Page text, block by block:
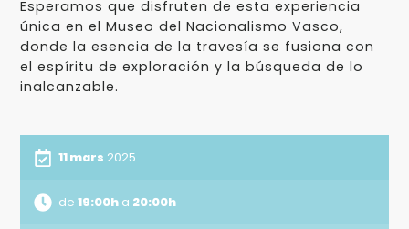
Esperamos que disfruten de esta experiencia
única en el Museo del Nacionalismo Vasco,
donde la esencia de la travesía se fusiona con
el espíritu de exploración y la búsqueda de lo
inalcanzable.
11 mars 2025
de 19:00ha 20:00h